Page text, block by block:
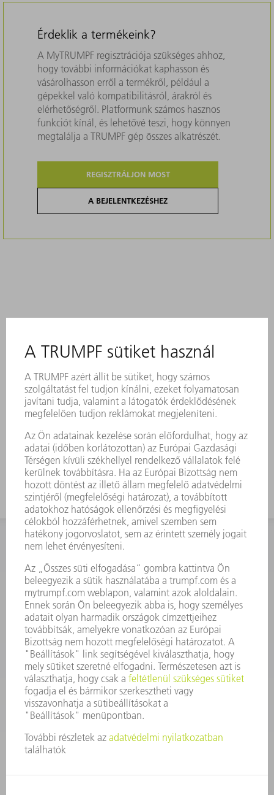
Érdeklik a termékeink?
A MyTRUMPF regisztrációja szükséges ahhoz,
hogy további információkat kaphasson és
vásárolhasson erről a termékről, például a
gépekkel való kompatibilitásról, árakról és
elérhetőségről. Platformunk számos hasznos
funkciót kínál, és lehetővé teszi, hogy könnyen
megtalálja a TRUMPF gép összes alkatrészét.
REGISZTRÁLJON MOST
A BEJELENTKEZÉSHEZ
KAPCSOLAT
Szerszám
3628576045
08.00 - 16.30
szerszam@hu.trumpf.com
KAPCSOLAT
Alkatrész
3628576035
08.00 - 16.30
alkatresz@hu.trumpf.com